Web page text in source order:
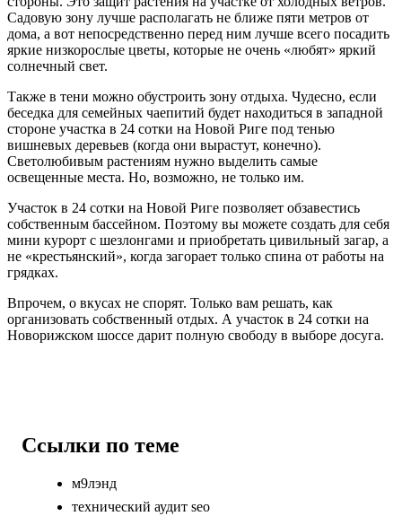
Садовую зону лучше располагать не ближе пяти метров от
дома, а вот непосредственно перед ним лучше всего посадить
яркие низкорослые цветы, которые не очень «любят» яркий
солнечный свет.
Также в тени можно обустроить зону отдыха. Чудесно, если
беседка для семейных чаепитий будет находиться в западной
стороне участка в 24 сотки на Новой Риге под тенью
вишневых деревьев (когда они вырастут, конечно).
Светолюбивым растениям нужно выделить самые
освещенные места. Но, возможно, не только им.
Участок в 24 сотки на Новой Риге позволяет обзавестись
собственным бассейном. Поэтому вы можете создать для себя
мини курорт с шезлонгами и приобретать цивильный загар, а
не «крестьянский», когда загорает только спина от работы на
грядках.
Впрочем, о вкусах не спорят. Только вам решать, как
организовать собственный отдых. А участок в 24 сотки на
Новорижском шоссе дарит полную свободу в выборе досуга.
Ссылки по теме
м9лэнд
технический аудит seo